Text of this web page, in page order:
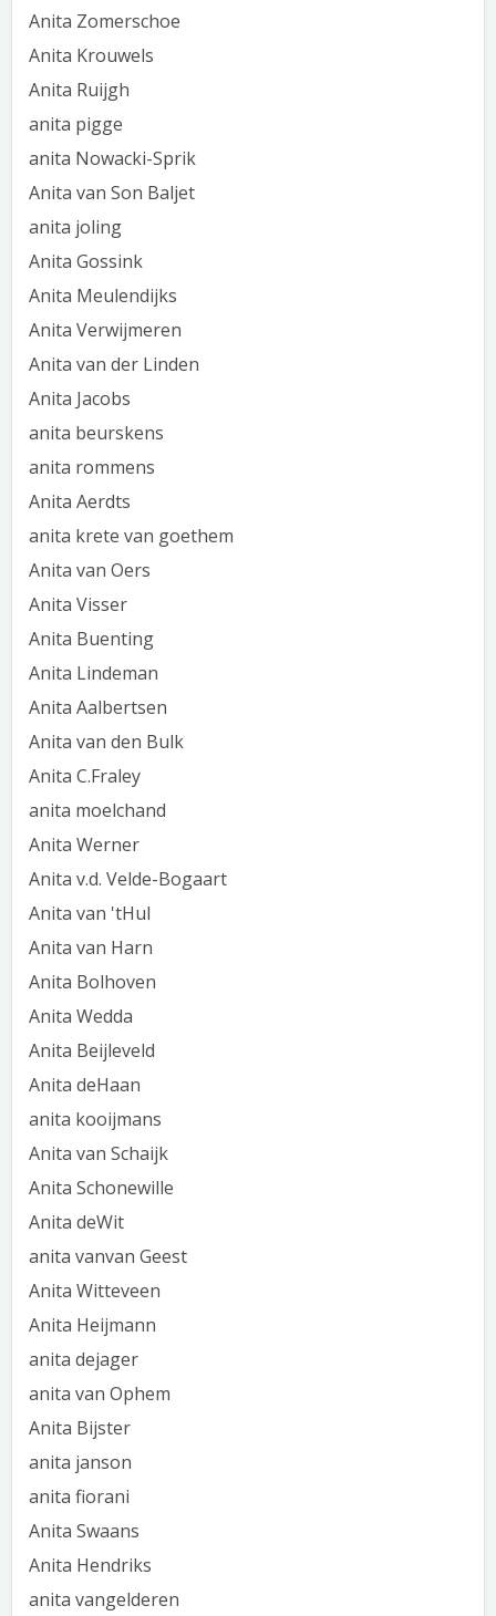
Anita Zomerschoe
Anita Krouwels
Anita Ruijgh
anita pigge
anita Nowacki-Sprik
Anita van Son Baljet
anita joling
Anita Gossink
Anita Meulendijks
Anita Verwijmeren
Anita van der Linden
Anita Jacobs
anita beurskens
anita rommens
Anita Aerdts
anita krete van goethem
Anita van Oers
Anita Visser
Anita Buenting
Anita Lindeman
Anita Aalbertsen
Anita van den Bulk
Anita C.Fraley
anita moelchand
Anita Werner
Anita v.d. Velde-Bogaart
Anita van 'tHul
Anita van Harn
Anita Bolhoven
Anita Wedda
Anita Beijleveld
Anita deHaan
anita kooijmans
Anita van Schaijk
Anita Schonewille
Anita deWit
anita vanvan Geest
Anita Witteveen
Anita Heijmann
anita dejager
anita van Ophem
Anita Bijster
anita janson
anita fiorani
Anita Swaans
Anita Hendriks
anita vangelderen